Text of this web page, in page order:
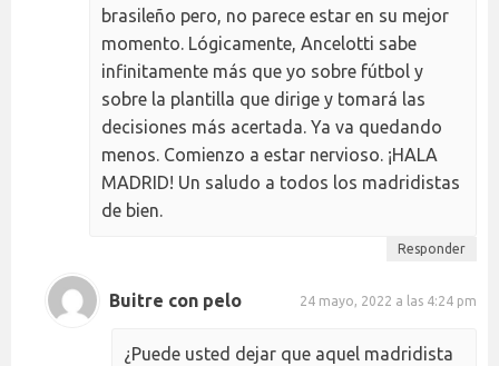
brasileño pero, no parece estar en su mejor
momento. Lógicamente, Ancelotti sabe
infinitamente más que yo sobre fútbol y
sobre la plantilla que dirige y tomará las
decisiones más acertada. Ya va quedando
menos. Comienzo a estar nervioso. ¡HALA
MADRID! Un saludo a todos los madridistas
de bien.
Responder
Buitre con pelo 24 mayo, 2022 a las 4:24 pm
¿Puede usted dejar que aquel madridista